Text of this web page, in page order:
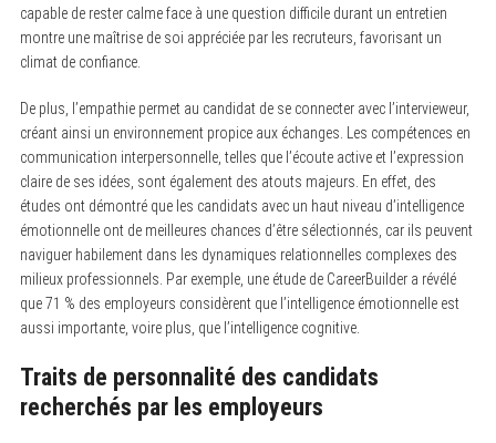
capable de rester calme face à une question difficile durant un entretien
montre une maîtrise de soi appréciée par les recruteurs, favorisant un
climat de confiance.
De plus, l’empathie permet au candidat de se connecter avec l’intervieweur,
créant ainsi un environnement propice aux échanges. Les compétences en
communication interpersonnelle, telles que l’écoute active et l’expression
claire de ses idées, sont également des atouts majeurs. En effet, des
études ont démontré que les candidats avec un haut niveau d’intelligence
émotionnelle ont de meilleures chances d’être sélectionnés, car ils peuvent
naviguer habilement dans les dynamiques relationnelles complexes des
milieux professionnels. Par exemple, une étude de CareerBuilder a révélé
que 71 % des employeurs considèrent que l’intelligence émotionnelle est
aussi importante, voire plus, que l’intelligence cognitive.
Traits de personnalité des candidats
recherchés par les employeurs